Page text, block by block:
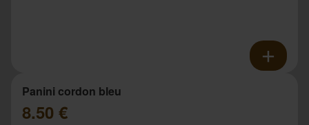
Panini cordon bleu
8.50 €